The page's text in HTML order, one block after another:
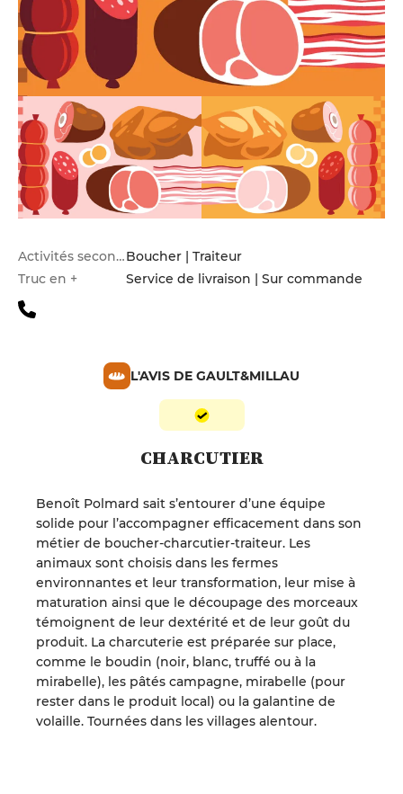
Activités secondairesBoucher | Traiteur
Truc en +
Service de livraison | Sur commande
L'AVIS DE GAULT&MILLAU
CHARCUTIER
Benoît Polmard sait s’entourer d’une équipe
solide pour l’accompagner efficacement dans son
métier de boucher-charcutier-traiteur. Les
animaux sont choisis dans les fermes
environnantes et leur transformation, leur mise à
maturation ainsi que le découpage des morceaux
témoignent de leur dextérité et de leur goût du
produit. La charcuterie est préparée sur place,
comme le boudin (noir, blanc, truffé ou à la
mirabelle), les pâtés campagne, mirabelle (pour
rester dans le produit local) ou la galantine de
volaille. Tournées dans les villages alentour.